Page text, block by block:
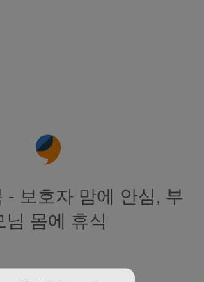
- 보호자 맘에 안심, 부
님 몸에 휴식